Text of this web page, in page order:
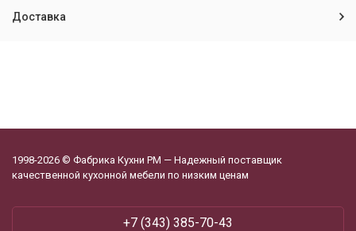
Доставка
1998-2026 © Фабрика Кухни РМ — Надежный поставщик
качественной кухонной мебели по низким ценам
‪+7 (343) 385-70-43